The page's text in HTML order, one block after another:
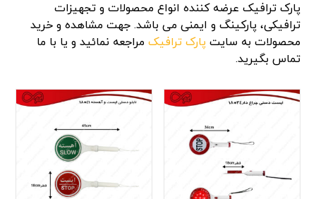
پارک ترافیک عرضه کننده انواع محصولات و تجهیزات
ترافیکی، پارکینگ و ایمنی می باشد. جهت مشاهده و خرید
محصولات به سایت پارک ترافیک مراجعه نمائید و یا با ما
تماس بگیرید.